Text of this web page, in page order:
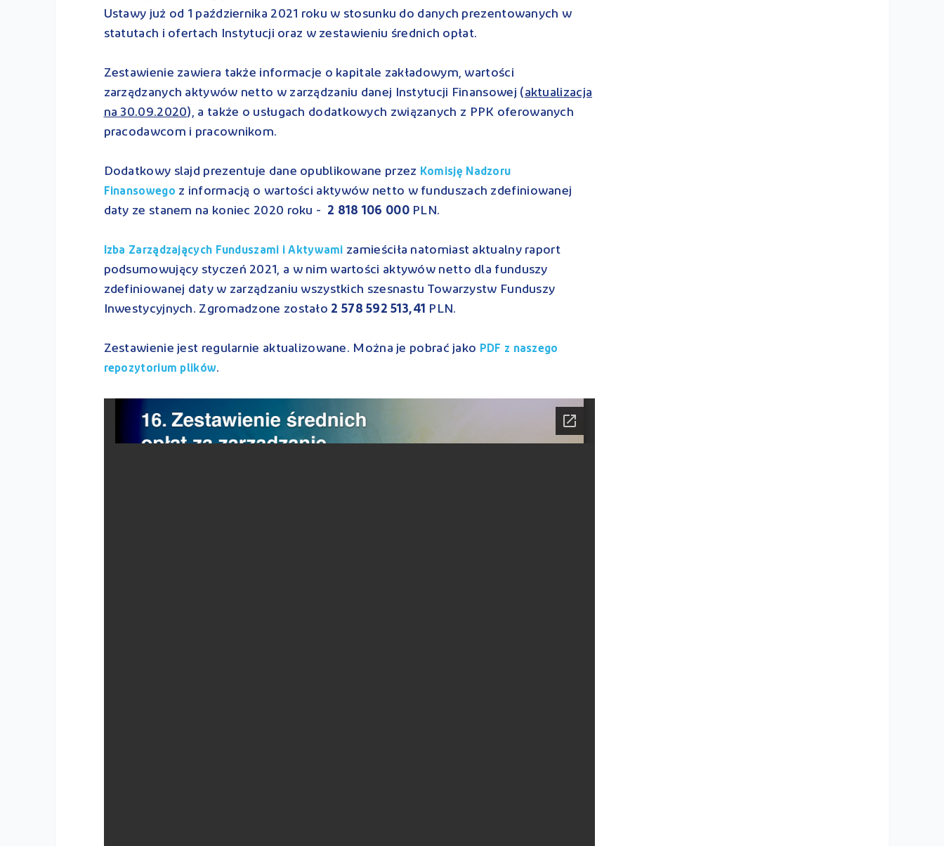
Ustawy już od 1 października 2021 roku w stosunku do danych prezentowanych w
statutach i ofertach Instytucji oraz w zestawieniu średnich opłat.
Zestawienie zawiera także informacje o kapitale zakładowym, wartości
zarządzanych aktywów netto w zarządzaniu danej Instytucji Finansowej (aktualizacja
na 30.09.2020), a także o usługach dodatkowych związanych z PPK oferowanych
pracodawcom i pracownikom.
Dodatkowy slajd prezentuje dane opublikowane przez Komisję Nadzoru
Finansowego z informacją o wartości aktywów netto w funduszach zdefiniowanej
daty ze stanem na koniec 2020 roku - 2 818 106 000PLN.
Izba Zarządzających Funduszami i Aktywami zamieściła natomiast aktualny raport
podsumowujący styczeń 2021, a w nim wartości aktywów netto dla funduszy
zdefiniowanej daty w zarządzaniu wszystkich szesnastu Towarzystw Funduszy
Inwestycyjnych. Zgromadzone zostało 2 578 592 513,41 PLN.
Zestawienie jest regularnie aktualizowane. Można je pobrać jako PDF z naszego
repozytorium plików.